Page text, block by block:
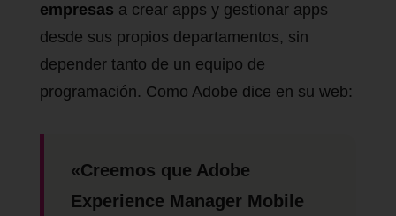
empresas a crear apps y gestionar apps
desde sus propios departamentos, sin
depender tanto de un equipo de
programación. Como Adobe dice en su web:
«Creemos que Adobe
Experience Manager Mobile